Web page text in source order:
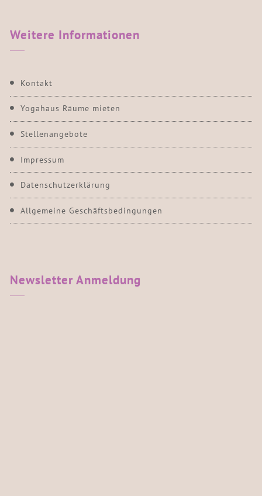
Weitere Informationen
Kontakt
Yogahaus Räume mieten
Stellenangebote
Impressum
Datenschutzerklärung
Allgemeine Geschäftsbedingungen
NewsletterAnmeldung